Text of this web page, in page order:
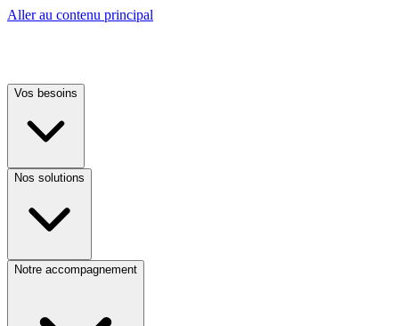
Aller au contenu principal
Vos besoins
Nos solutions
Notre accompagnement